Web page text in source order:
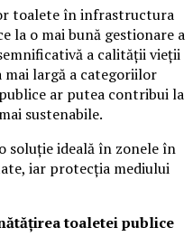
toalete în infrastructura
la o mai bună gestionare a
a calității vieții
largă a categoriilor
ar putea contribui la
sustenabile.
soluție ideală în zonele în
iar protecția mediului
toaletei publice